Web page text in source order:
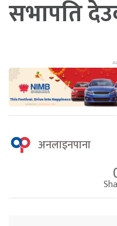
सभापति
अनलाइनपाना